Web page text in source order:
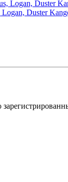
Duster